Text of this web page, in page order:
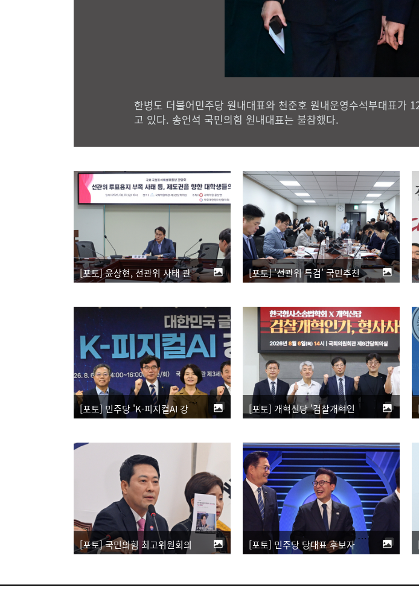
한병도 더불어민주당 원내대표와 천준호 원내운영수석부대표가
고 있다. 송언석 국민의힘 원내대표는 불참했다.
[포토] 윤상현, 선관위 사태 관련 대학생 간담회 [포토] '선관위 특검' 국민추천위 첫 회의
[포토] 민주당 'K-피지컬AI 강국 실현을 위한 포럼' [포토] 개혁신당 '검찰개혁인가, 형사사법의 붕괴인가 토론회'
[포토] 국민의힘 최고위원회의